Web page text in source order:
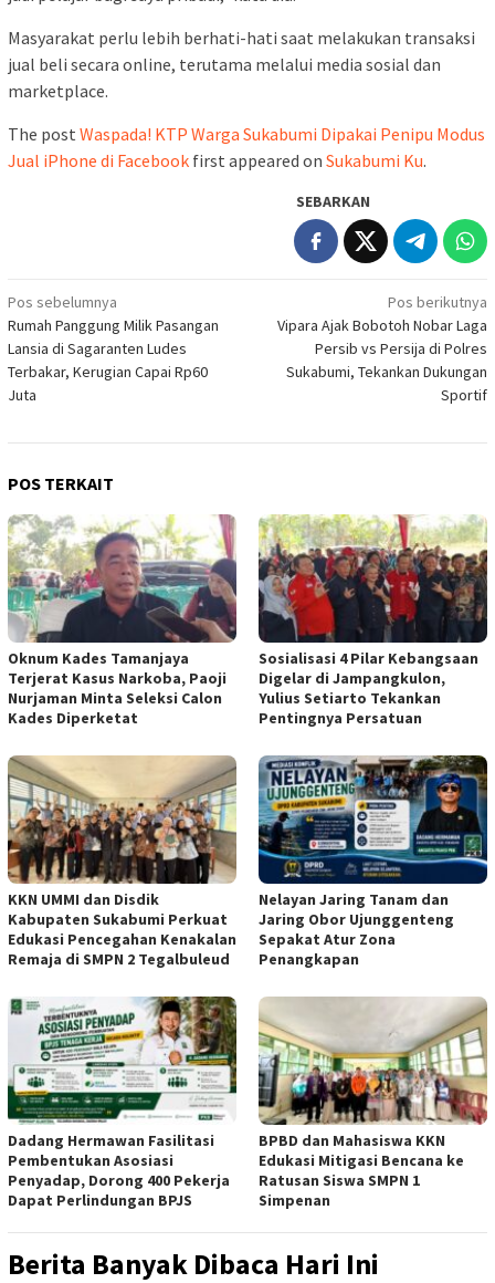
Masyarakat perlu lebih berhati-hati saat melakukan transaksi
jual beli secara online, terutama melalui media sosial dan
marketplace.
The post Waspada! KTP Warga Sukabumi Dipakai Penipu Modus
Jual iPhone di Facebook first appeared on Sukabumi Ku.
SEBARKAN
Navigasi
pos
Pos sebelumnya
Rumah Panggung Milik Pasangan
Lansia di Sagaranten Ludes
Terbakar, Kerugian Capai Rp60
Juta
Pos berikutnya
Vipara Ajak Bobotoh Nobar Laga
Persib vs Persija di Polres
Sukabumi, Tekankan Dukungan
Sportif
POS TERKAIT
Oknum Kades Tamanjaya
Terjerat Kasus Narkoba, Paoji
Nurjaman Minta Seleksi Calon
Kades Diperketat
Sosialisasi 4 Pilar Kebangsaan
Digelar di Jampangkulon,
Yulius Setiarto Tekankan
Pentingnya Persatuan
KKN UMMI dan Disdik
Kabupaten Sukabumi Perkuat
Edukasi Pencegahan Kenakalan
Remaja di SMPN 2 Tegalbuleud
Nelayan Jaring Tanam dan
Jaring Obor Ujunggenteng
Sepakat Atur Zona
Penangkapan
Dadang Hermawan Fasilitasi
Pembentukan Asosiasi
Penyadap, Dorong 400 Pekerja
Dapat Perlindungan BPJS
BPBD dan Mahasiswa KKN
Edukasi Mitigasi Bencana ke
Ratusan Siswa SMPN 1
Simpenan
Berita Banyak Dibaca Hari Ini